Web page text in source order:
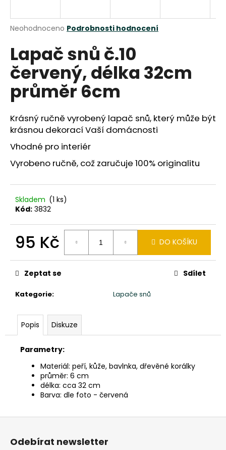
Průměrné
produktu
je
0,0
z
5
hvězdiček.
Neohodnoceno Podrobnosti hodnocení
Lapač snů č.10
červený, délka 32cm
průměr 6cm
Krásný ručně vyrobený lapač snů, který může být
krásnou dekorací Vaší domácnosti
Vhodné pro interiér
Vyrobeno ručně, což zaručuje 100% originalitu
Skladem (1 ks)
Kód: 3832
95 Kč
cena:
DO KOŠÍKU
Kategorie: Lapače snů
Zeptat se Sdílet
Popis Diskuze
Parametry:
Materiál: peří, kůže, bavlnka, dřevěné korálky
průměr: 6 cm
délka: cca 32 cm
Barva: dle foto - červená
j
t
?
HLEDAT
D
p
o
č
u
e
m
SLON
STOJÍCÍ
20X24X10CM
PATINA
Z
Odebírat newsletter